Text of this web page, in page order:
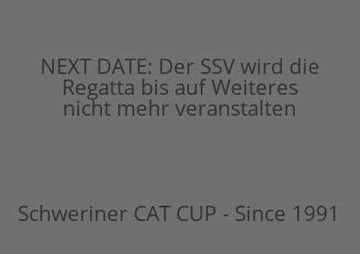
NEXT DATE: Der SSV wird die
Regatta bis auf Weiteres
nicht mehr veranstalten
Schweriner CAT CUP - Since 1991